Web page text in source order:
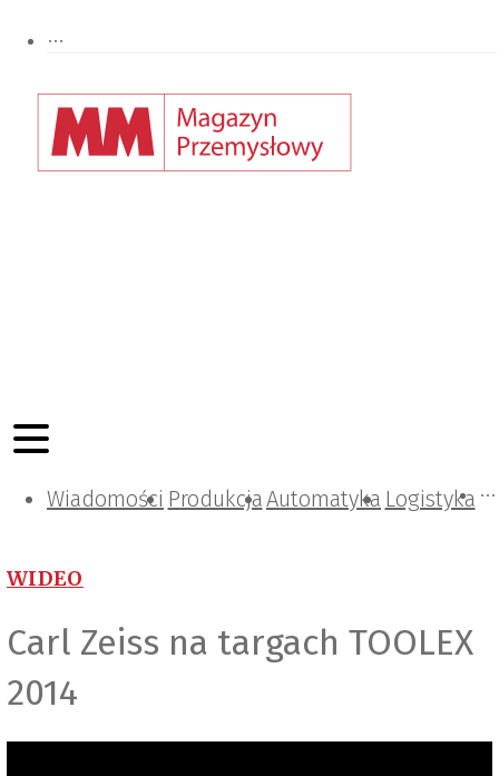
Wiadomości ProdukcjaAutomatyka Logistyka
Projektowanie i konstrukcje
Zarządzanie i IT
Tematy specjalne
WIDEO
Carl Zeiss na targach TOOLEX
2014